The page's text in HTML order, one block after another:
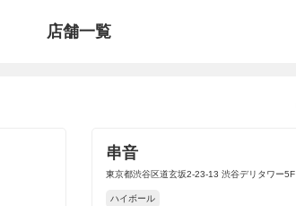
店舗一覧
串音
東京都渋谷区道玄坂2-23-13 渋谷デリタワー5F
ハイボール